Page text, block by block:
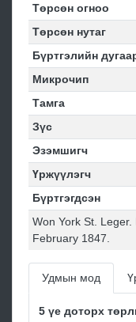
Төрсөн огноо
Төрсөн нутаг
Бүртгэлийн
Микрочип
Тамга
Зүс
Эзэмшигч
Үржүүлэгч
Бүртгэгдсэн
Won York St.
February 1847.
Удмын мод
5 үе доторх